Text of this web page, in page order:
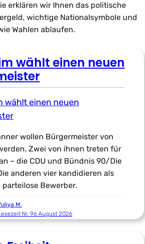
erklären wir Ihnen das politische
wichtige Nationalsymbole und
Wahlen ablaufen.
wählt einen neuen
wollen Bürgermeister von
Zwei von ihnen treten für
– die CDU und Bündnis 90/Die
anderen vier kandidieren als
parteilose Bewerber.
M.
Nr. 96 August 2026